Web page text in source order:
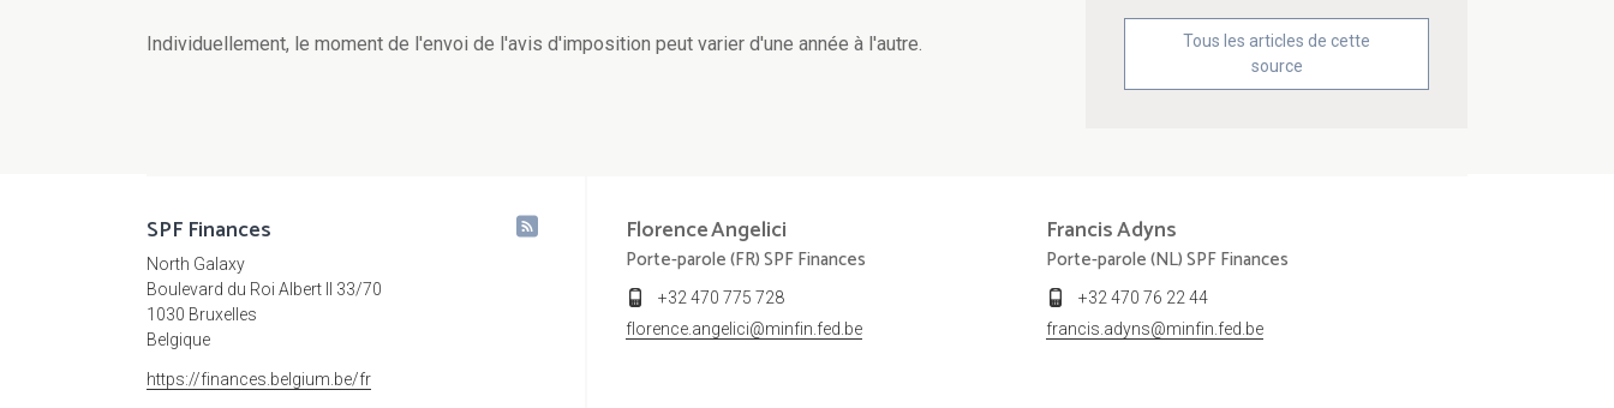
Individuellement, le moment de l'envoi de l'avis d'imposition peut varier d'une année à l'autre.
Tous les articles de cette
source
SPF Finances
North Galaxy
Boulevard du Roi Albert II 33/70
1030 Bruxelles
Belgique
https://finances.belgium.be/fr
FlorenceAngelici
Porte-parole (FR) SPF Finances
+32 470 775 728
florence.angelici@minfin.fed.be
FrancisAdyns
Porte-parole (NL) SPF Finances
+32 470 76 22 44
francis.adyns@minfin.fed.be